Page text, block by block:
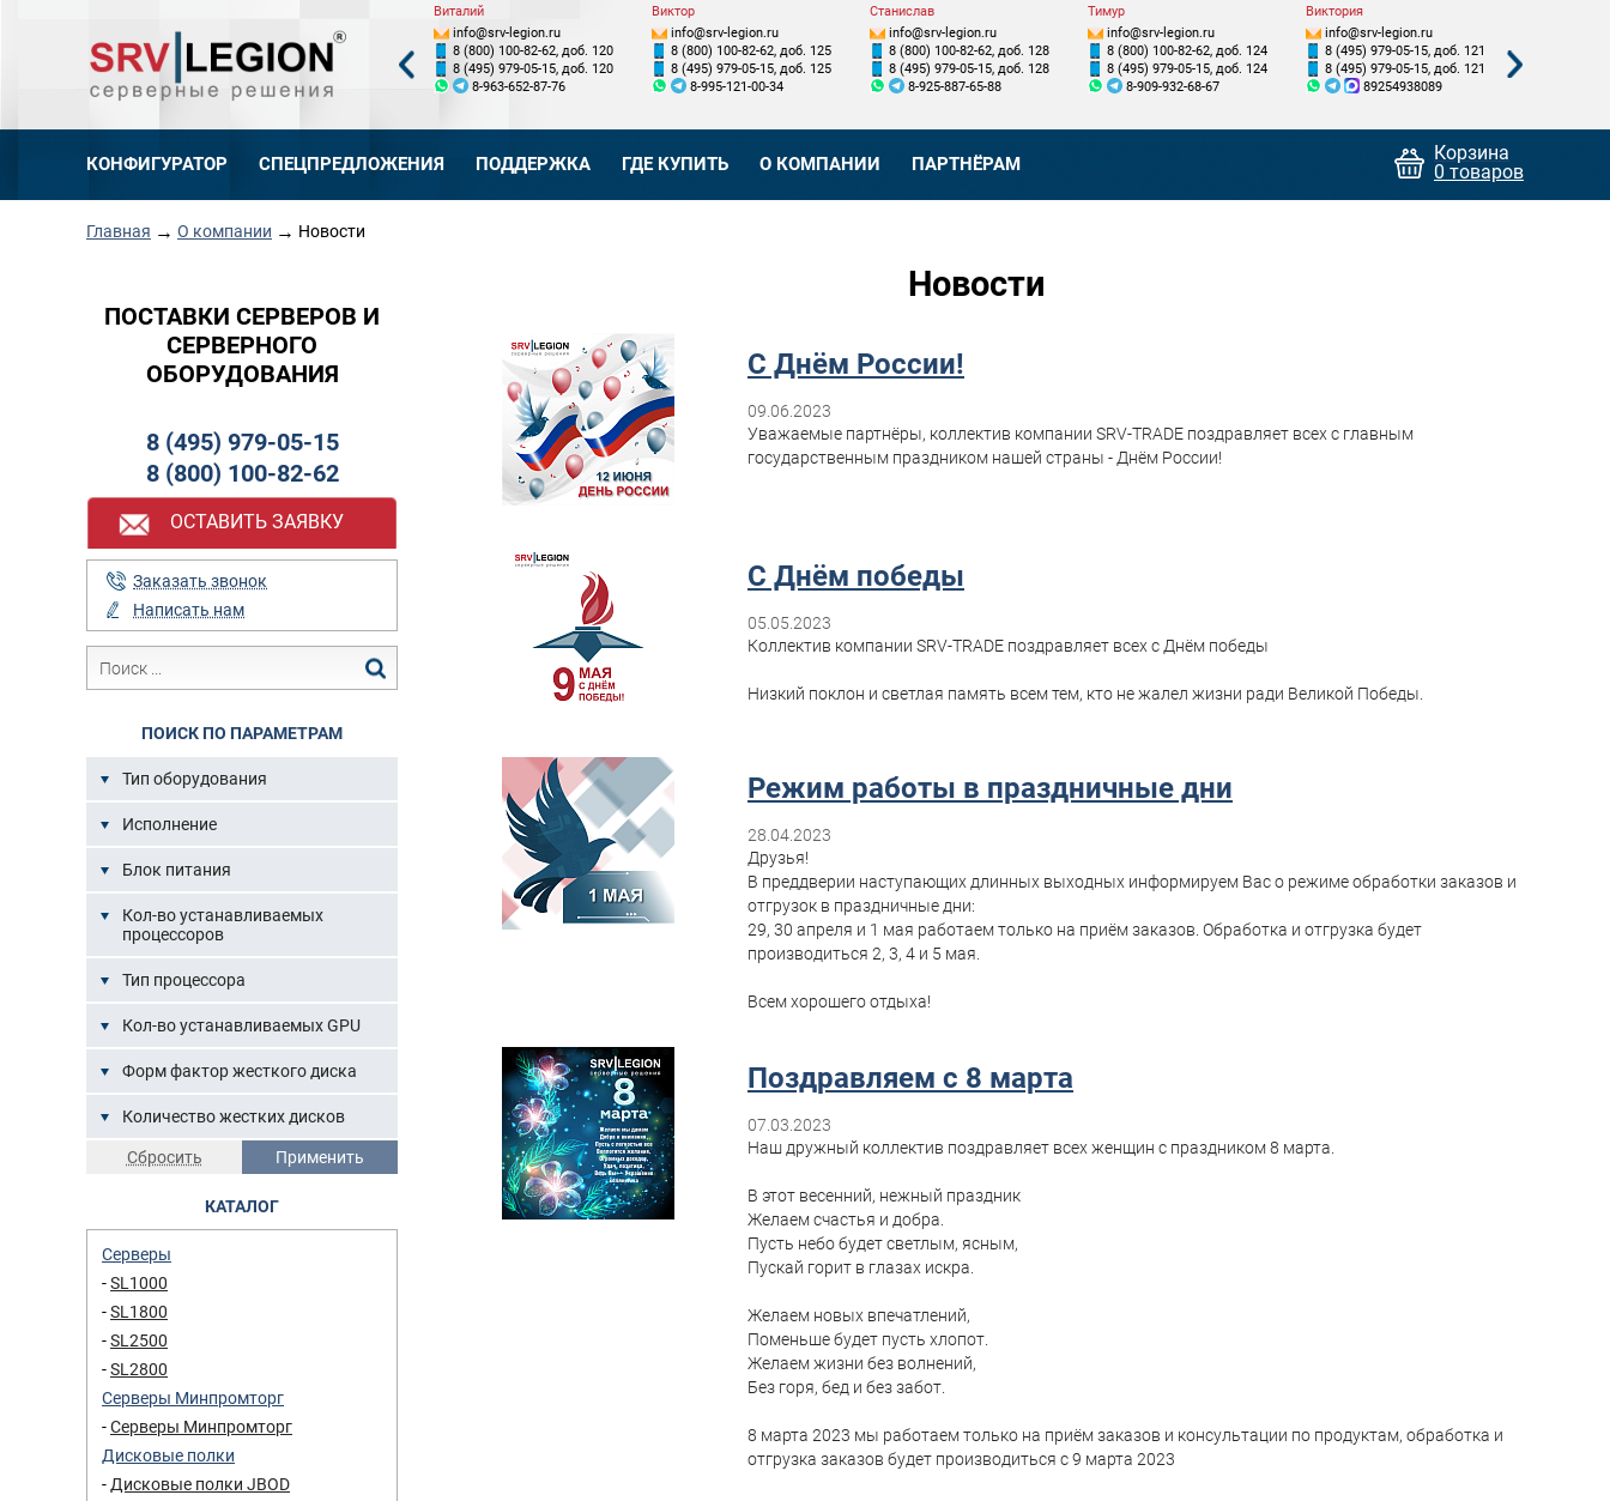
8 (495) 979-05-15, доб. 121
8 (495) 979-05-15, доб. 121
89254938089
info@srv-legion.ru
8 (800) 100-82-62, доб. 122
8 (495) 979-05-15, доб. 122
8-926-719-24-19
Виталий
info@srv-legion.ru
8 (800) 100-82-62, доб. 120
8 (495) 979-05-15, доб. 120
8-963-652-87-76
Виктор
info@srv-legion.ru
8 (800) 100-82-62, доб. 125
8 (495) 979-05-15, доб. 125
8-995-121-00-34
Станислав
info@srv-legion.ru
8 (800) 100-82-62, доб. 128
8 (495) 979-05-15, доб. 128
8-925-887-65-88
Тимур
info@srv-legion.ru
8 (800) 100-82-62, доб. 124
8 (495) 979-05-15, доб. 124
8-909-932-68-67
Виктория
info@srv-legion.ru
8 (495) 979-05-15, доб. 121
8 (495) 979-05-15, доб. 121
89254938089
КОНФИГУРАТОР СПЕЦПРЕДЛОЖЕНИЯ ПОДДЕРЖКА ГДЕ КУПИТЬ О КОМПАНИИ ПАРТНЁРАМ
Корзина
0 товаров
Главная → О компании → Новости
ПОСТАВКИ СЕРВЕРОВ И
СЕРВЕРНОГО
ОБОРУДОВАНИЯ
8 (495) 979-05-15
8 (800) 100-82-62
ОСТАВИТЬ ЗАЯВКУ
Заказать звонок
Написать нам
ПОИСК ПО ПАРАМЕТРАМ
Тип оборудования
Исполнение
Блок питания
Кол-во устанавливаемых
процессоров
Тип процессора
Кол-во устанавливаемых GPU
Форм фактор жесткого диска
Количество жестких дисков
КАТАЛОГ
Серверы
SL1000
SL1800
SL2500
SL2800
Серверы Минпромторг
Серверы Минпромторг
Дисковые полки
Дисковые полки JBOD
Новости
С Днём России!
09.06.2023
Уважаемые партнёры, коллектив компании SRV-TRADE поздравляет всех с главным
государственным праздником нашей страны - Днём России!
С Днём победы
05.05.2023
Коллектив компании SRV-TRADE поздравляет всех с Днём победы
Низкий поклон и светлая память всем тем, кто не жалел жизни ради Великой Победы.
Режим работы в праздничные дни
28.04.2023
Друзья!
В преддверии наступающих длинных выходных информируем Вас о режиме обработки заказов и
отгрузок в праздничные дни:
29, 30 апреля и 1 мая работаем только на приём заказов. Обработка и отгрузка будет
производиться 2, 3, 4 и 5 мая.
Всем хорошего отдыха!
Поздравляем с 8 марта
07.03.2023
Наш дружный коллектив поздравляет всех женщин с праздником 8 марта.
В этот весенний, нежный праздник
Желаем счастья и добра.
Пусть небо будет светлым, ясным,
Пускай горит в глазах искра.
Желаем новых впечатлений,
Поменьше будет пусть хлопот.
Желаем жизни без волнений,
Без горя, бед и без забот.
8 марта 2023 мы работаем только на приём заказов и консультации по продуктам, обработка и
отгрузка заказов будет производиться с 9 марта 2023